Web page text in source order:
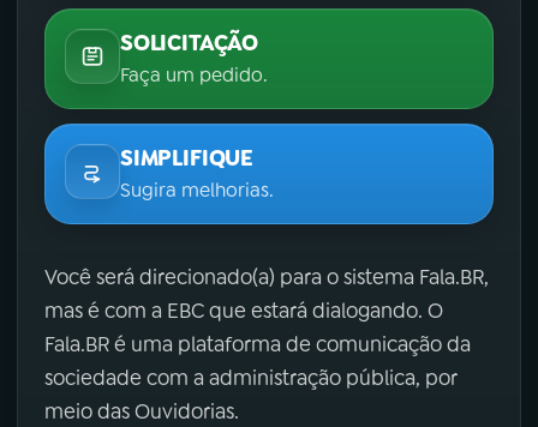
SOLICITAÇÃO
Faça um pedido.
SIMPLIFIQUE
Sugira melhorias.
Você será direcionado(a) para o sistema Fala.BR,
mas é com a EBC que estará dialogando. O
Fala.BR é uma plataforma de comunicação da
sociedade com a administração pública, por
meio das Ouvidorias.